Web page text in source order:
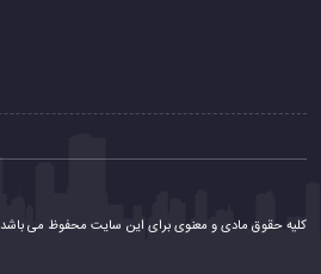
کلیه حقوق مادی و معنوی برای این سایت محفوظ می باشد